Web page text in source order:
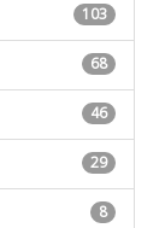
103
68
46
29
8